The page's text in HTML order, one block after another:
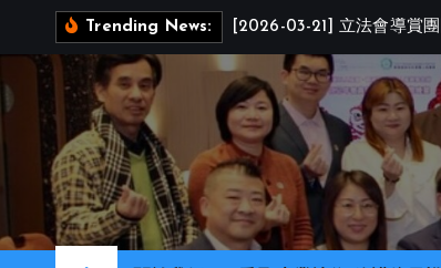
n
Trending News: 2026 -03-21 立法會導賞團